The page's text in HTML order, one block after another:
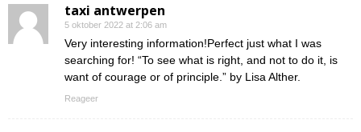
taxi antwerpen
5 oktober 2022 at 2:06 am
Very interesting information!Perfect just what I was
searching for! “To see what is right, and not to do it, is
want of courage or of principle.” by Lisa Alther.
Reageer